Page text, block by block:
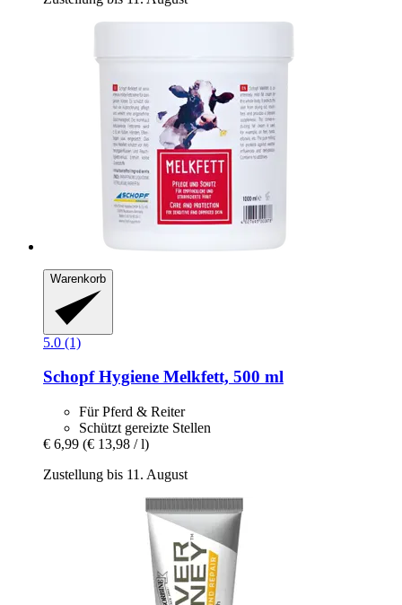
Warenkorb
5.0 (1)
Schopf Hygiene Melkfett, 500 ml
Für Pferd & Reiter
Schützt gereizte Stellen
€ 6,99 (€ 13,98 / l)
Zustellung bis 11. August